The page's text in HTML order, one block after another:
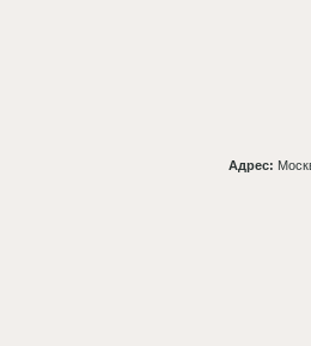
Адрес: